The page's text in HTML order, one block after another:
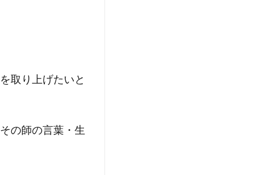
取り上げたいと
の師の言葉・生